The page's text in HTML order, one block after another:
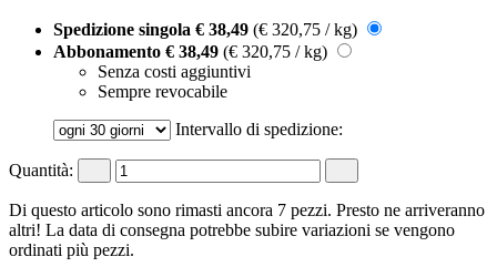
Spedizione singola € 38,49 (€ 320,75 / kg)
Abbonamento € 38,49 (€ 320,75 / kg)
Senza costi aggiuntivi
Sempre revocabile
Intervallo di spedizione:
Quantità:
Di questo articolo sono rimasti ancora 7 pezzi. Presto ne arriveranno
altri! La data di consegna potrebbe subire variazioni se vengono
ordinati più pezzi.